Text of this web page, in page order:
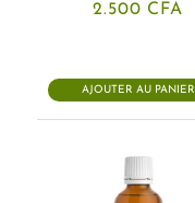
2.500 CFA
AJOUTER AU PANIER